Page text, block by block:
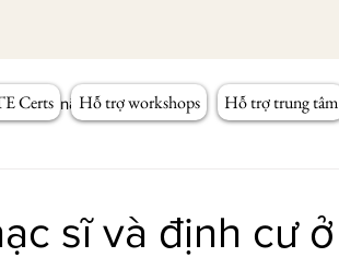
Certs Hỗ trợ workshops Hỗ trợ trung tâm
Kỹ năng giảng dạy
sĩ và định cư ở